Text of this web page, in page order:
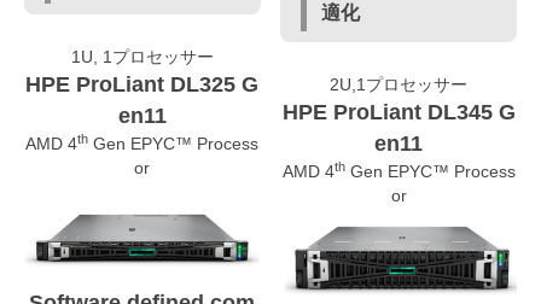
1U, 1プロセッサー
HPE ProLiant DL325 G
en11
AMD 4th Gen EPYC™ Process
or
適化
2U,1プロセッサー
HPE ProLiant DL345 G
en11
AMD 4thGen EPYC™ Process
or